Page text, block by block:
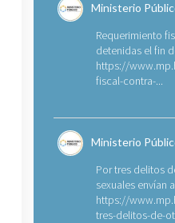
Ministerio
Requerimiento
detenidas el fin
https://
fiscal-contra-...
Ministerio
Por tres delitos
sexuales envían
https://
tres-delitos-de-